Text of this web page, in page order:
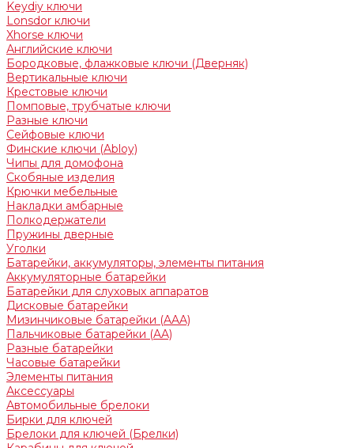
Keydiy ключи
Lonsdor ключи
Xhorse ключи
Английские ключи
Бородковые, флажковые ключи (Дверняк)
Вертикальные ключи
Крестовые ключи
Помповые, трубчатые ключи
Разные ключи
Сейфовые ключи
Финские ключи (Abloy)
Чипы для домофона
Скобяные изделия
Крючки мебельные
Накладки амбарные
Полкодержатели
Пружины дверные
Уголки
Батарейки, аккумуляторы, элементы питания
Аккумуляторные батарейки
Батарейки для слуховых аппаратов
Дисковые батарейки
Мизинчиковые батарейки (AAA)
Пальчиковые батарейки (AA)
Разные батарейки
Часовые батарейки
Элементы питания
Аксессуары
Автомобильные брелоки
Бирки для ключей
Брелоки для ключей (Брелки)